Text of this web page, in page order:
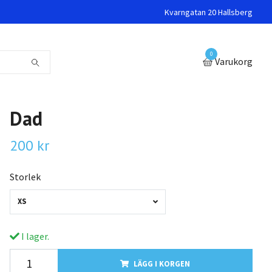
Kvarngatan 20 Hallsberg
0
Varukorg
Dad
200 kr
Storlek
XS
I lager.
LÄGG I KORGEN